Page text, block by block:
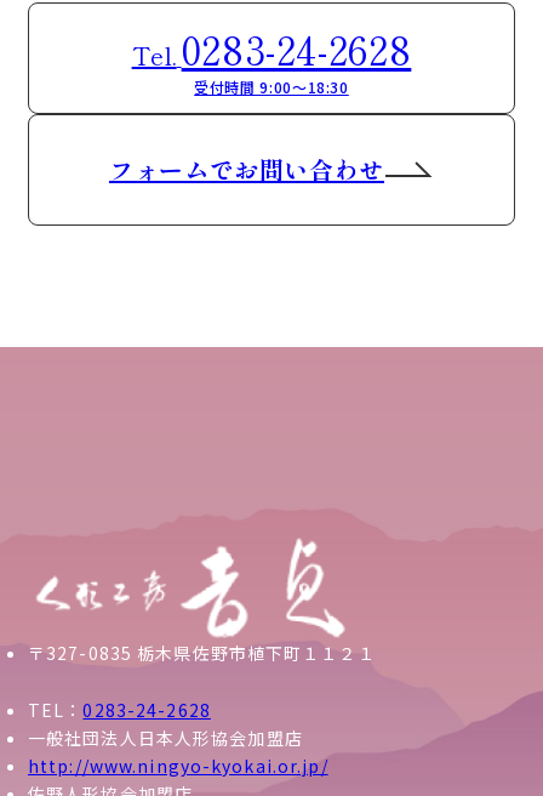
Tel. 0283-24-2628
受付時間 9:00～18:30
フォームでお問い合わせ
〒327-0835 栃木県佐野市植下町１１２１
TEL：0283-24-2628
一般社団法人日本人形協会加盟店
http://www.ningyo-kyokai.or.jp/